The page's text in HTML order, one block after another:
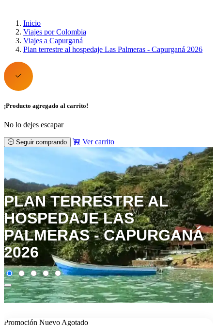
Inicio
Viajes por Colombia
Viajes a Capurganá
Plan terrestre al hospedaje Las Palmeras - Capurganá 2026
¡Producto agregado al carrito!
No lo dejes escapar
Seguir comprando Ver carrito
PLAN TERRESTRE AL
HOSPEDAJE LAS
PALMERAS - CAPURGANÁ
2026
Promoción Nuevo Agotado